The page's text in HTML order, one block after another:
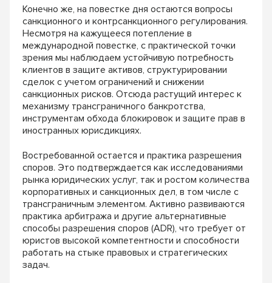
Конечно же, на повестке дня остаются вопросы
санкционного и контрсанкционного регулирования.
Несмотря на кажущееся потепление в
международной повестке, с практической точки
зрения мы наблюдаем устойчивую потребность
клиентов в защите активов, структурировании
сделок с учетом ограничений и снижении
санкционных рисков. Отсюда растущий интерес к
механизму трансграничного банкротства,
инструментам обхода блокировок и защите прав в
иностранных юрисдикциях.
Востребованной остается и практика разрешения
споров. Это подтверждается как исследованиями
рынка юридических услуг, так и ростом количества
корпоративных и санкционных дел, в том числе с
трансграничным элементом. Активно развиваются
практика арбитража и другие альтернативные
способы разрешения споров (ADR), что требует от
юристов высокой компетентности и способности
работать на стыке правовых и стратегических
задач.